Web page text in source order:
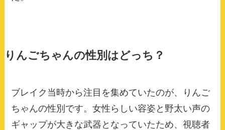
りんごちゃんの性別はどっち？
ブレイク当時から注目を集めていたのが、りんご
ちゃんの性別です。女性らしい容姿と野太い声の
ギャップが大きな武器となっていたため、視聴者